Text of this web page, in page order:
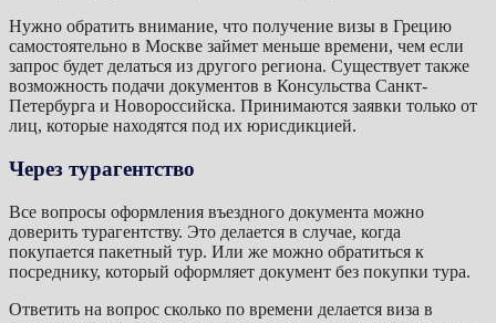
Нужно обратить внимание, что получение визы в Грецию
самостоятельно в Москве займет меньше времени, чем если
запрос будет делаться из другого региона. Существует также
возможность подачи документов в Консульства Санкт-
Петербурга и Новороссийска. Принимаются заявки только от
лиц, которые находятся под их юрисдикцией.
Через турагентство
Все вопросы оформления въездного документа можно
доверить турагентству. Это делается в случае, когда
покупается пакетный тур. Или же можно обратиться к
посреднику, который оформляет документ без покупки тура.
Ответить на вопрос сколько по времени делается виза в